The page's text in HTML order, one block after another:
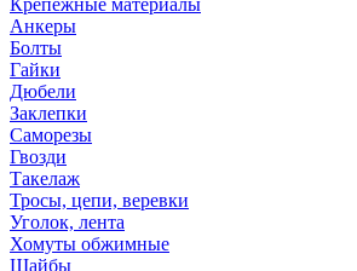
Крепежные материалы
Анкеры
Болты
Гайки
Дюбели
Заклепки
Саморезы
Гвозди
Такелаж
Тросы, цепи, веревки
Уголок, лента
Хомуты обжимные
Шайбы